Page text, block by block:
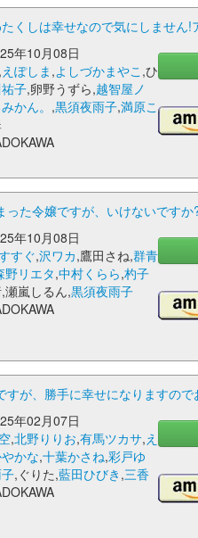
くしは幸せなので気にしません
年10月08日
えぽしま ,よしづかまやこ ,ひ
子,卵野うずら,越智屋ノ
かん。 ,黒須夜雨子,満原こ
った令嬢ですが、いけないです
年10月08日
すぐ,沢ワカ,鷹田さね,群青
野リエタ,中村くらら,杓子
瀬嵐しるん,黒須夜雨子
すが、勝手に幸せになりますの
年02月07日
,北野りりお,有馬ツカサ,え
かな,十葉かさね,彩戸ゆ
,ぐりた,藍田ひびき ,三香